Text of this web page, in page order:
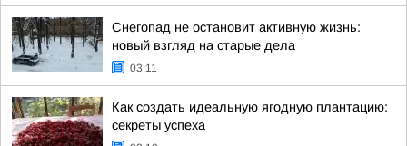
Снегопад не остановит активную жизнь:
новый взгляд на старые дела
03:11
Как создать идеальную ягодную плантацию:
секреты успеха